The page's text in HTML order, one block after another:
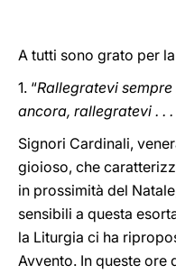
A tutti sono grato per
1. “Rallegratevi
ancora, rallegratevi . .
Signori Cardinali,
gioioso, che
in prossimità del
sensibili a questa
la Liturgia ci ha
Avvento. In queste